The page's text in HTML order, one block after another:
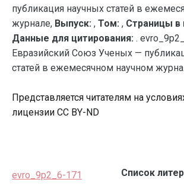
публикация научных статей в
журнале, Выпуск: , Том: , Страницы в
Данные для цитирования: .
Евразийский Союз Ученых —
статей в ежемесячном научном
Представляется читателям на
лицензии CC BY-ND
evro_9p2_6-171 Список